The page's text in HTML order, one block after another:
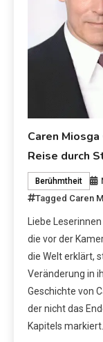
Caren
Reise durch
Berühmtheit
Tagged Caren
Liebe
die vor der
die Welt erklärt,
Veränderung in
Geschichte von
der nicht das
Kapitels markiert.